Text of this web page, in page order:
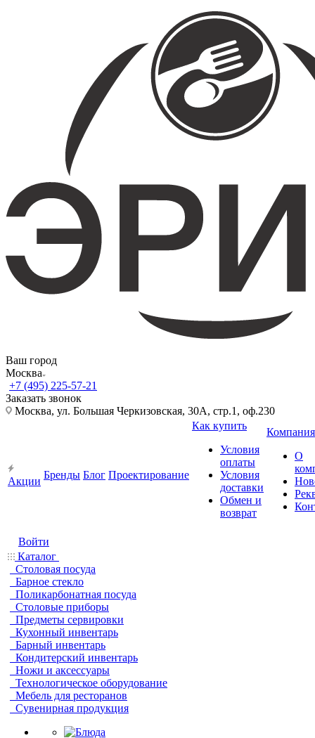
Ваш город
Москва
+7 (495) 225-57-21
Заказать звонок
Москва, ул. Большая Черкизовская, 30А, стр.1, оф.230
Акции
Бренды Блог Проектирование
Как купить
Условия
оплаты
Условия
доставки
Обмен и
возврат
Компания
О
Войти
Каталог
Столовая посуда
Барное стекло
Поликарбонатная посуда
Столовые приборы
Предметы сервировки
Кухонный инвентарь
Барный инвентарь
Кондитерский инвентарь
Ножи и аксессуары
Технологическое оборудование
Мебель для ресторанов
Сувенирная продукция